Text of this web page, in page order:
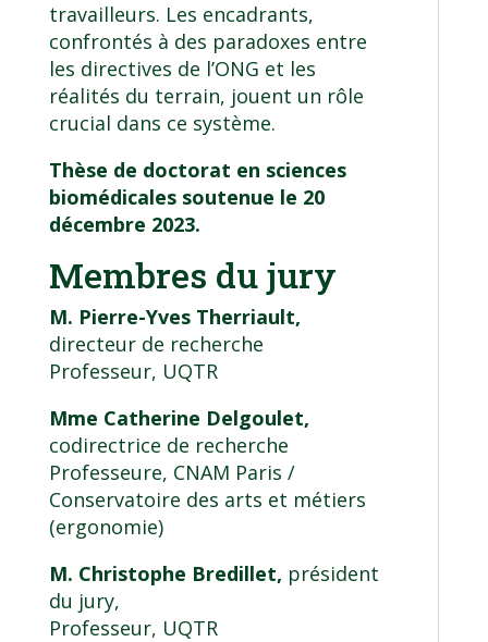
travailleurs. Les encadrants,
confrontés à des paradoxes entre
les directives de l’ONG et les
réalités du terrain, jouent un rôle
crucial dans ce système.
Thèse de doctorat en sciences
biomédicales soutenue le 20
décembre 2023.
Membres du jury
M. Pierre-Yves Therriault,
directeur de recherche
Professeur, UQTR
Mme Catherine Delgoulet,
codirectrice de recherche
Professeure, CNAM Paris /
Conservatoire des arts et métiers
(ergonomie)
M. Christophe Bredillet, président
du jury,
Professeur, UQTR